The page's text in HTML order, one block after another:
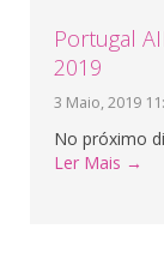
Portugal
2019
3 Maio, 2019
No próximo
Ler Mais →